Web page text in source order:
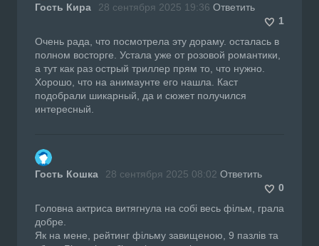
Гость Кира 28 сентября 2025 19:36 Ответить
1
Очень рада, что посмотрела эту дораму. осталась в
полном восторге. Устала уже от розовой романтики,
а тут как раз острый триллер прям то, что нужно.
Хорошо, что на анимаунте его нашла. Каст
подобрали шикарный, да и сюжет получился
интересный.
Гость Кошка 28 сентября 2025 08:02 Ответить
0
Головна актриса витягнула на собі весь фільм, грала
добре.
Як на мене, рейтинг фільму завищеною, 9 пазлів та